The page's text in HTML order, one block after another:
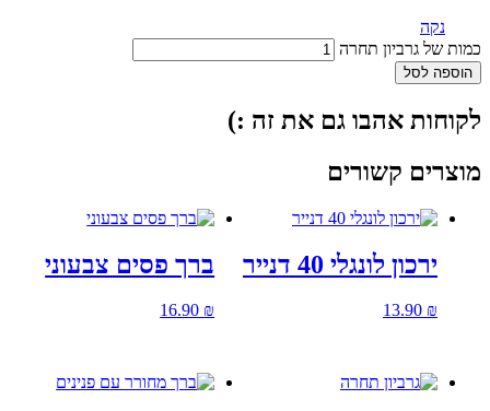
נקה
של גרביון תחרה
הוספה לסל
אהבו גם את זה :)
קשורים
ירכון לונגלי 40 דנייר
13.90
ברך פסים צבעוני
16.90